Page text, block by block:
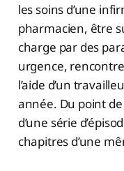
les soins d’une
pharmacien, être
charge par des
urgence,
l’aide d’un
année. Du point
d’une série
chapitres d’une